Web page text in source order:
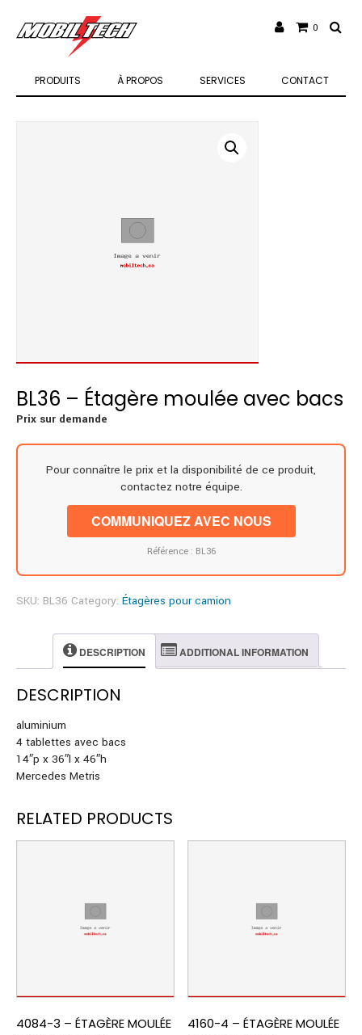
PRODUITS À PROPOS SERVICES CONTACT
0
BL36 – Étagère moulée avec bacs
Prix sur demande
Pour connaître le prix et la disponibilité de ce produit,
contactez notre équipe.
COMMUNIQUEZ AVEC NOUS
Référence : BL36
SKU: BL36 Category: Étagères pour camion
DESCRIPTION ADDITIONAL INFORMATION
DESCRIPTION
aluminium
4 tablettes avec bacs
14″p x 36″l x 46″h
Mercedes Metris
RELATED PRODUCTS
4084-3 – ÉTAGÈRE MOULÉE 4160-4 – ÉTAGÈRE MOULÉE